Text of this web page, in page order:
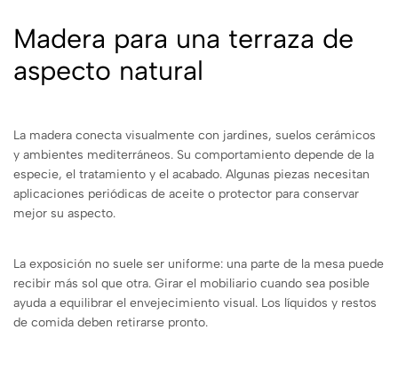
Madera para una terraza de
aspecto natural
La madera conecta visualmente con jardines, suelos cerámicos
y ambientes mediterráneos. Su comportamiento depende de la
especie, el tratamiento y el acabado. Algunas piezas necesitan
aplicaciones periódicas de aceite o protector para conservar
mejor su aspecto.
La exposición no suele ser uniforme: una parte de la mesa puede
recibir más sol que otra. Girar el mobiliario cuando sea posible
ayuda a equilibrar el envejecimiento visual. Los líquidos y restos
de comida deben retirarse pronto.